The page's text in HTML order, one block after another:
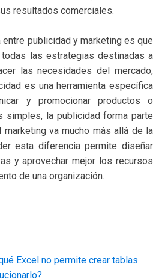
resultados comerciales.
publicidad y marketing es que
las estrategias destinadas a
las necesidades del mercado,
es una herramienta específica
y promocionar productos o
simples, la publicidad forma parte
va mucho más allá de la
esta diferencia permite diseñar
y aprovechar mejor los recursos
de una organización.
Excel no permite crear tablas